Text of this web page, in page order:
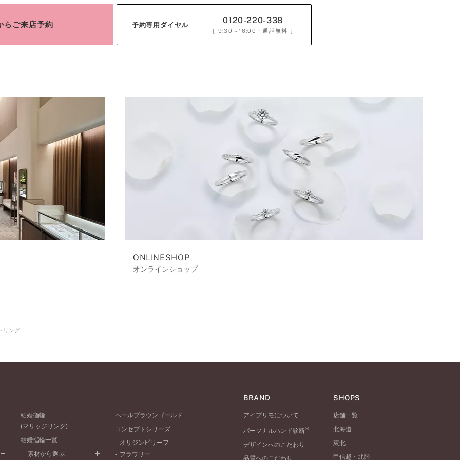
らご来店予約 予約専用ダイヤル 0120-220-338
［ 9:30～16:00 ・通話無料 ］
ONLINESHOP
オンラインショップ
リング
結婚指輪
(マリッジリング)
結婚指輪一覧
素材から選ぶ
ペールブラウンゴールド
コンセプトシリーズ
オリジンビリーフ
フラワリー
BRAND
アイプリモについて
パーソナルハンド診断®
デザインへのこだわり
品質へのこだわり
SHOPS
店舗一覧
北海道
東北
甲信越・北陸